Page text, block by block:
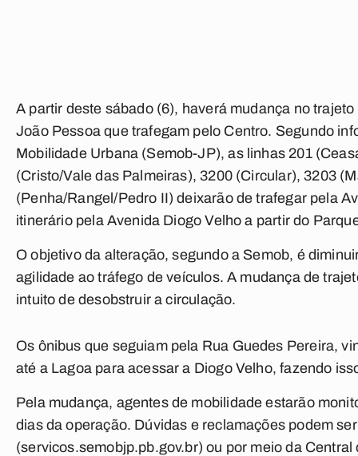
A partir deste sábado (6), haverá mudança no
João Pessoa que trafegam pelo Centro. Segundo
Mobilidade Urbana (Semob-JP), as linhas 201
(Cristo/Vale das Palmeiras), 3200 (Circular), 3203
(Penha/Rangel/Pedro II) deixarão de trafegar pela
itinerário pela Avenida Diogo Velho a partir do
O objetivo da alteração, segundo a Semob, é
agilidade ao tráfego de veículos. A mudança de
intuito de desobstruir a circulação.
Os ônibus que seguiam pela Rua Guedes Pereira,
até a Lagoa para acessar a Diogo Velho, fazendo
Pela mudança, agentes de mobilidade estarão
dias da operação. Dúvidas e reclamações podem
(servicos.semobjp.pb.gov.br) ou por meio da